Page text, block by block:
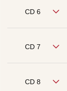
CD 6
CD 7
CD 8